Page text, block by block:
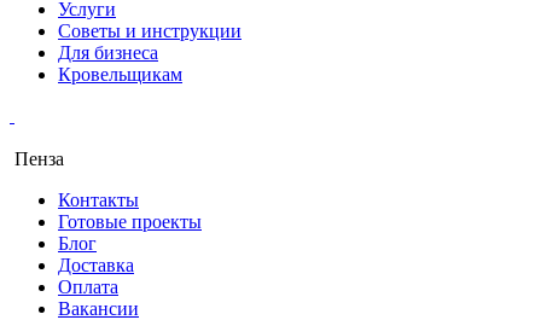
Услуги
Советы и инструкции
Для бизнеса
Кровельщикам
Пенза
Контакты
Готовые проекты
Блог
Доставка
Оплата
Вакансии